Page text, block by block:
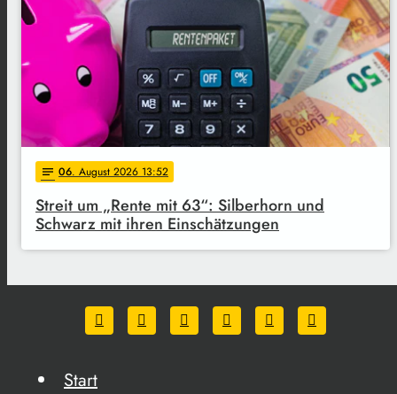
notes 06. August 2026 13:52
Streit um „Rente mit 63“: Silberhorn und
Schwarz mit ihren Einschätzungen
Start